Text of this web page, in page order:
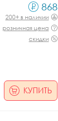
868
200+ в наличии
розничная цена
скидки
КУПИТЬ